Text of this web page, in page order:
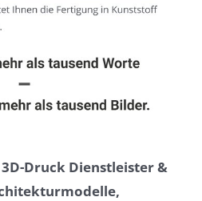
Druck Dienstleister &